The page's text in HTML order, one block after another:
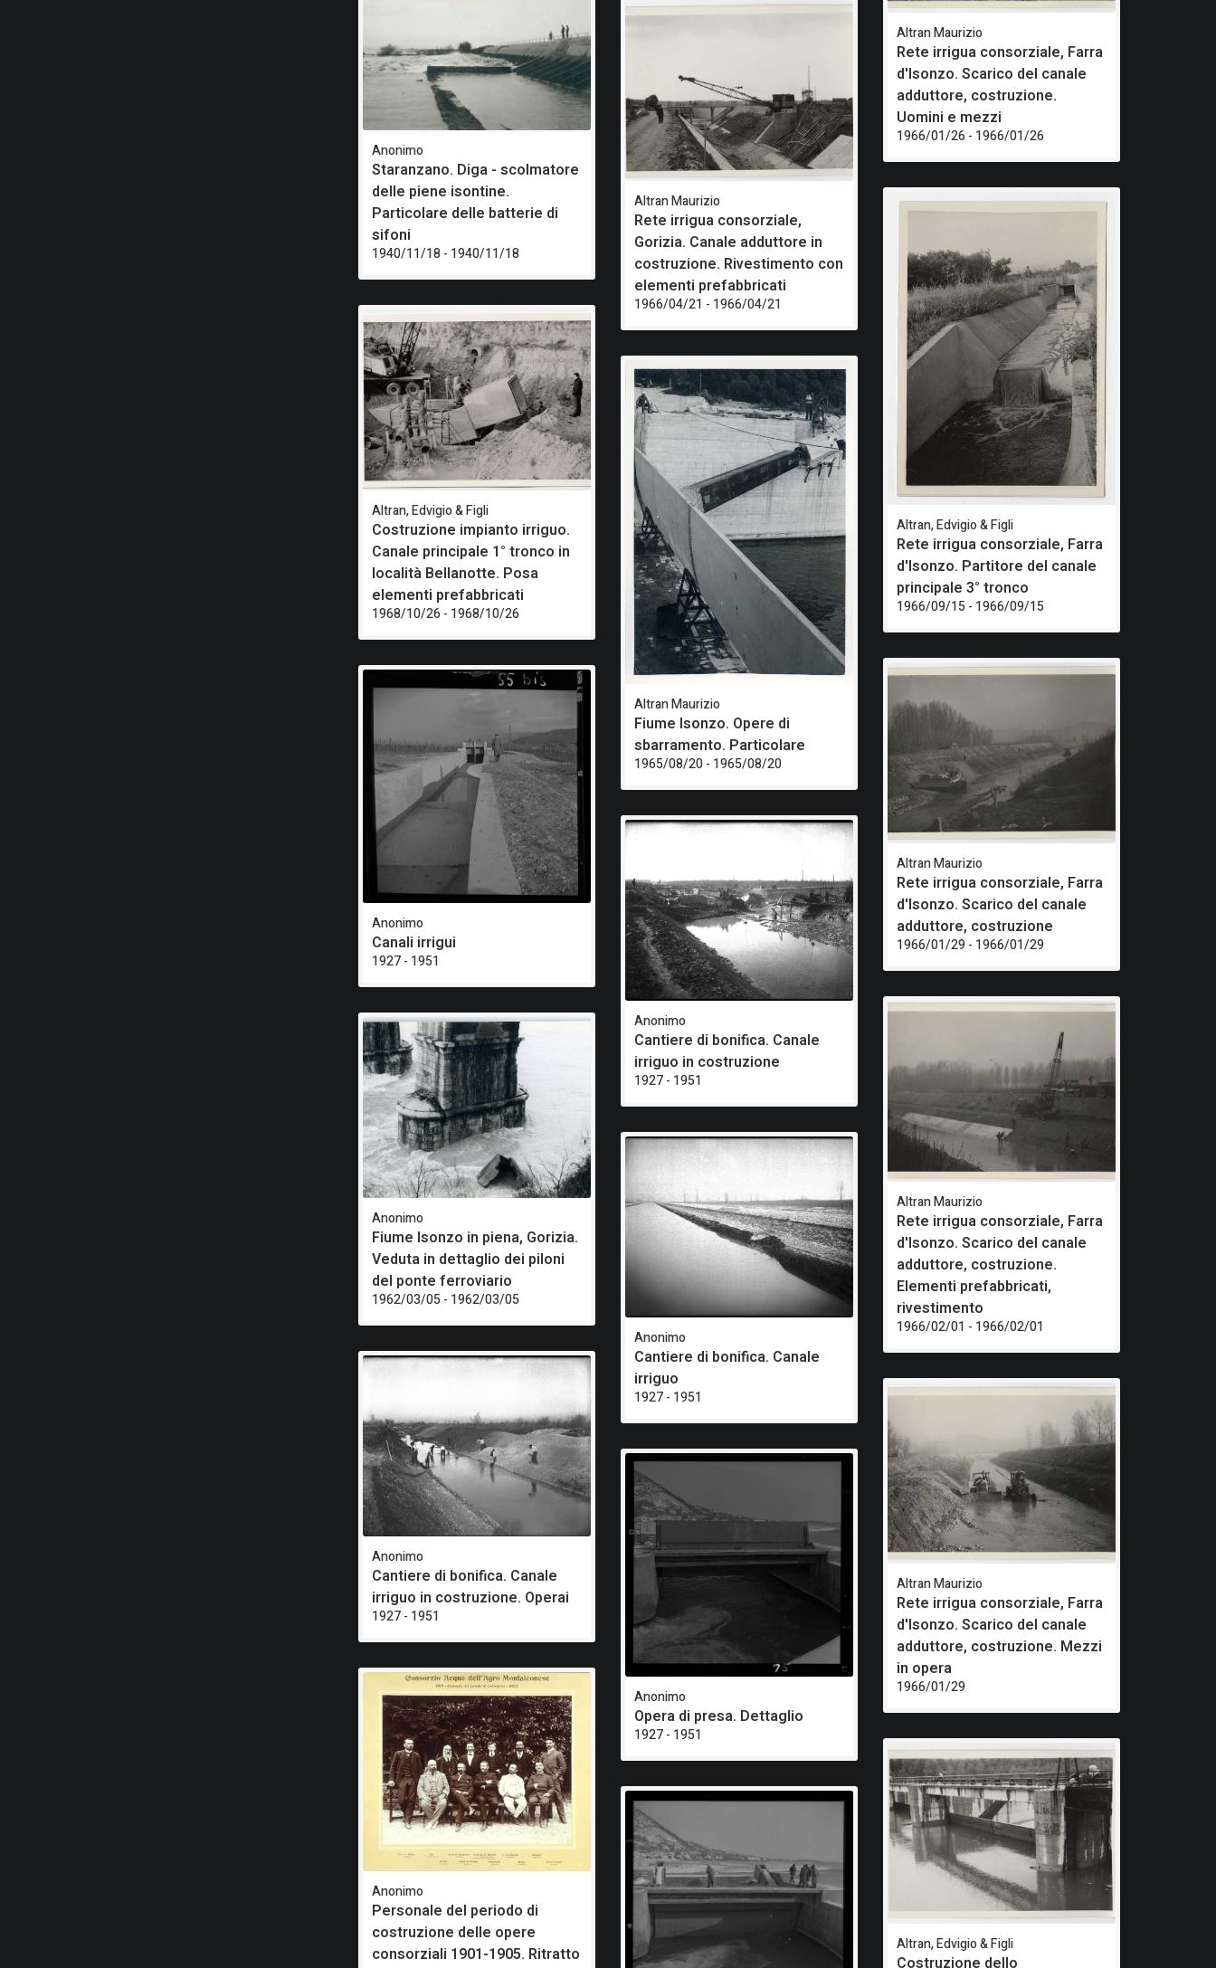
Anonimo
Staranzano. Diga - scolmatore
delle piene isontine.
Particolare delle batterie di
sifoni
1940/11/18 - 1940/11/18
Altran, Edvigio & Figli
Costruzione impianto irriguo.
Canale principale 1° tronco in
località Bellanotte. Posa
elementi prefabbricati
1968/10/26 - 1968/10/26
Anonimo
Canali irrigui
1927 - 1951
Anonimo
Fiume Isonzo in piena, Gorizia.
Veduta in dettaglio dei piloni
del ponte ferroviario
1962/03/05 - 1962/03/05
Anonimo
Cantiere di bonifica. Canale
irriguo in costruzione. Operai
1927 - 1951
Anonimo
Personale del periodo di
costruzione delle opere
consorziali 1901-1905. Ritratto
Altran Maurizio
Rete irrigua consorziale,
Gorizia. Canale adduttore in
costruzione. Rivestimento con
elementi prefabbricati
1966/04/21 - 1966/04/21
Altran Maurizio
Fiume Isonzo. Opere di
sbarramento. Particolare
1965/08/20 - 1965/08/20
Anonimo
Cantiere di bonifica. Canale
irriguo in costruzione
1927 - 1951
Anonimo
Cantiere di bonifica. Canale
irriguo
1927 - 1951
Anonimo
Opera di presa. Dettaglio
1927 - 1951
Altran Maurizio
Rete irrigua consorziale, Farra
d'Isonzo. Scarico del canale
adduttore, costruzione.
Uomini e mezzi
1966/01/26 - 1966/01/26
Altran, Edvigio & Figli
Rete irrigua consorziale, Farra
d'Isonzo. Partitore del canale
principale 3° tronco
1966/09/15 - 1966/09/15
Altran Maurizio
Rete irrigua consorziale, Farra
d'Isonzo. Scarico del canale
adduttore, costruzione
1966/01/29 - 1966/01/29
Altran Maurizio
Rete irrigua consorziale, Farra
d'Isonzo. Scarico del canale
adduttore, costruzione.
Elementi prefabbricati,
rivestimento
1966/02/01 - 1966/02/01
Altran Maurizio
Rete irrigua consorziale, Farra
d'Isonzo. Scarico del canale
adduttore, costruzione. Mezzi
in opera
1966/01/29
Altran, Edvigio & Figli